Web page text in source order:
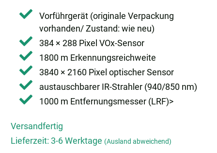
Vorführgerät (originale Verpackung
vorhanden/ Zustand: wie neu)
384 × 288 Pixel VOx-Sensor
1800 m Erkennungsreichweite
3840 × 2160 Pixel optischer Sensor
austauschbarer IR-Strahler (940/850 nm)
1000 m Entfernungsmesser (LRF)>
Versandfertig
Lieferzeit: 3-6 Werktage (Ausland abweichend)